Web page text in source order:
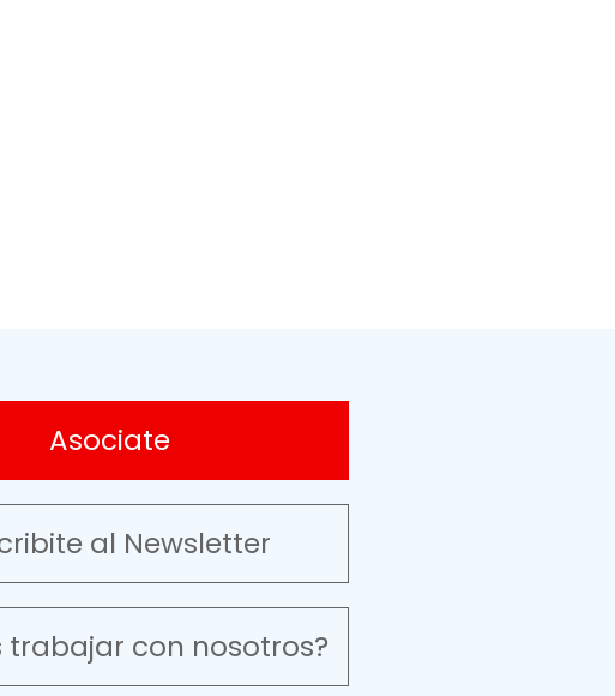
Asociate
al Newsletter
trabajar con nosotros?